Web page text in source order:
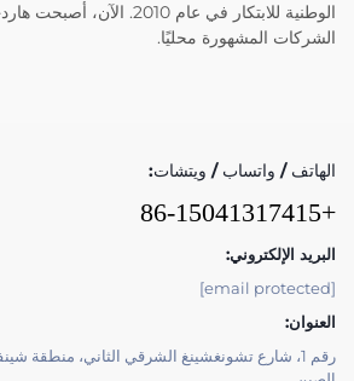
الوطنية للابتكار في عام 2010.
الشركات المشهورة محليًا.
الهاتف / واتساب / ويتشات:
+86-15041317415
البريد الإلكتروني:
[email protected]
العنوان:
رقم 1، شارع تشونغشينغ الشرقي الثاني، منطقة